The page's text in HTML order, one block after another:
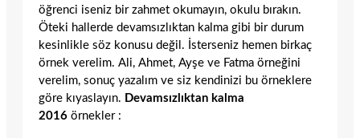
öğrenci iseniz bir zahmet okumayın, okulu bırakın.
Öteki hallerde devamsızlıktan kalma gibi bir durum
kesinlikle söz konusu değil. İsterseniz hemen birkaç
örnek verelim. Ali, Ahmet, Ayşe ve Fatma örneğini
verelim, sonuç yazalım ve siz kendinizi bu örneklere
göre kıyaslayın. Devamsızlıktan kalma
2016 örnekler :